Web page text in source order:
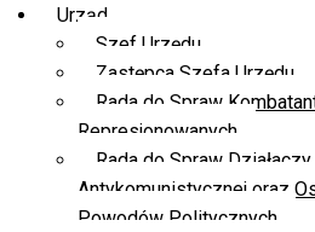
Urząd
Szef Urzędu
Zastępca Szefa Urzędu
Rada do Spraw
Represjonowanych
Rada do Spraw
Antykomunistycznej oraz
Powodów Politycznych